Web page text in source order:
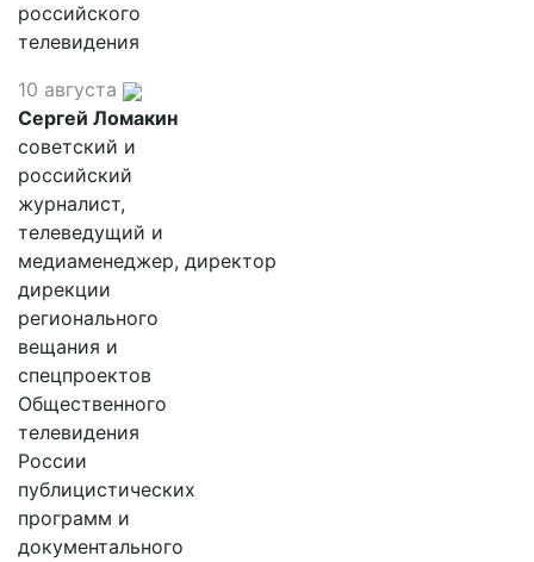
российского
телевидения
10 августа
Сергей Ломакин
советский и
российский
журналист,
телеведущий и
медиаменеджер, директор
дирекции
регионального
вещания и
спецпроектов
Общественного
телевидения
России
публицистических
программ и
документального